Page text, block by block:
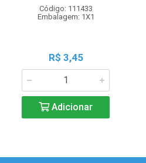
Código: 111433
Embalagem: 1X1
R$ 3,45
Adicionar